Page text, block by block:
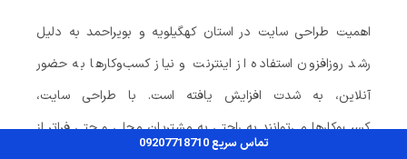
اهمیت طراحی سایت در استان کهگیلویه و بویراحمد به دلیل
رشد روزافزون استفاده از اینترنت و نیاز کسب‌وکارها به حضور
آنلاین، به شدت افزایش یافته است. با طراحی سایت،
کسب‌وکارها می‌توانند به راحتی به مشتریان محلی و حتی فراتر از
تماس سریع 09207718710